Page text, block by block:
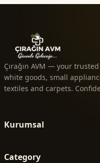
Çırağın AVM — your
white goods, small
textiles and carpets.
Kurumsal
Category